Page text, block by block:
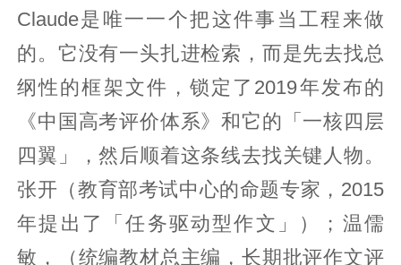
Claude是唯一一个把这件事当工程来做
的。它没有一头扎进检索，而是先去找总
纲性的框架文件，锁定了2019年发布的
《中国高考评价体系》和它的「一核四层
四翼」，然后顺着这条线去找关键人物。
张开（教育部考试中心的命题专家，2015
年提出了「任务驱动型作文」）；温儒
敏，（统编教材总主编，长期批评作文评